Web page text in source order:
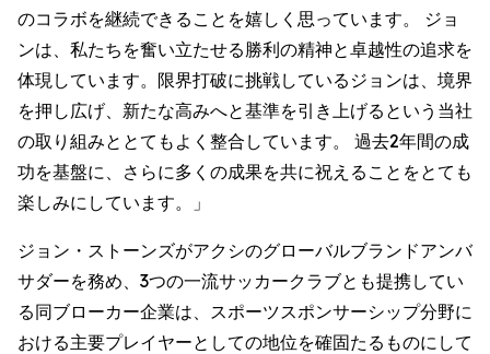
のコラボを継続できることを嬉しく思っています。 ジョ
ンは、私たちを奮い立たせる勝利の精神と卓越性の追求を
体現しています。限界打破に挑戦しているジョンは、境界
を押し広げ、新たな高みへと基準を引き上げるという当社
の取り組みととてもよく整合しています。 過去2年間の成
功を基盤に、さらに多くの成果を共に祝えることをとても
楽しみにしています。」
ジョン・ストーンズがアクシのグローバルブランドアンバ
サダーを務め、3つの一流サッカークラブとも提携してい
る同ブローカー企業は、スポーツスポンサーシップ分野に
おける主要プレイヤーとしての地位を確固たるものにして